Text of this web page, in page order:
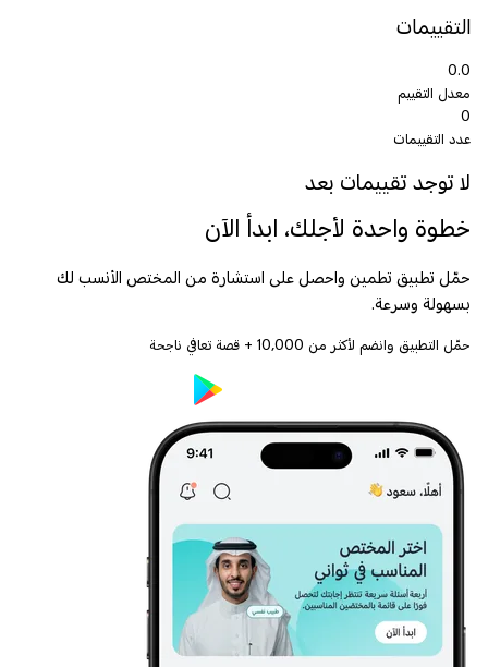
التقييمات
0.0
معدل التقييم
0
عدد التقييمات
لا توجد تقييمات بعد
خطوة واحدة لأجلك، ابدأ الآن
حمّل تطبيق تطمين واحصل على استشارة من المختص الأنسب لك
بسهولة وسرعة.
حمّل التطبيق وانضم لأكثر من 10,000 + قصة تعافي ناجحة